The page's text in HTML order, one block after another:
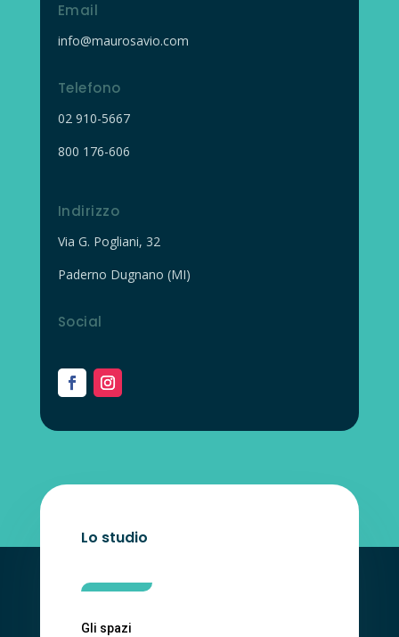
Email
info@maurosavio.com
Telefono
02 910-5667
800 176-606
Indirizzo
Via G. Pogliani, 32
Paderno Dugnano (MI)
Social
Lo studio
Gli spazi